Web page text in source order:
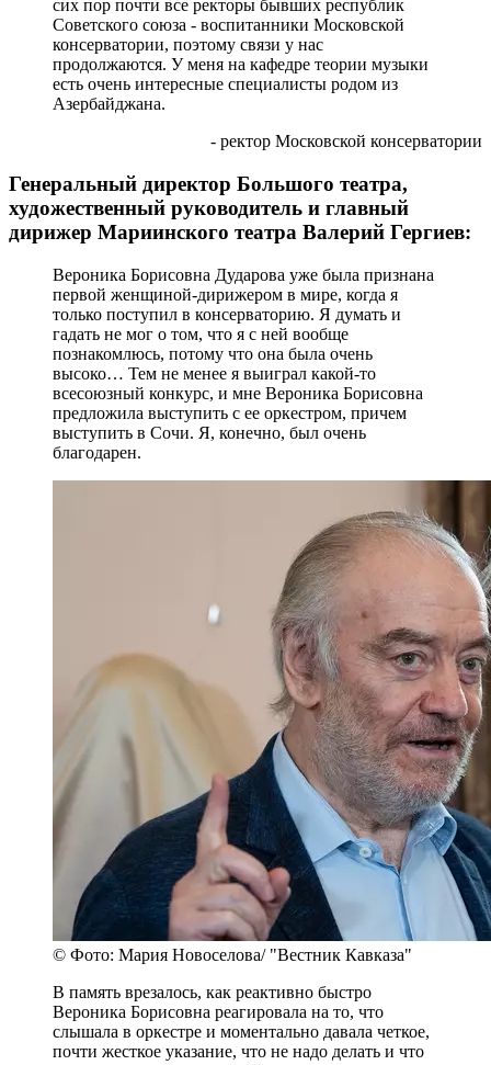
сих пор почти все ректоры бывших республик
Советского союза - воспитанники Московской
консерватории, поэтому связи у нас
продолжаются. У меня на кафедре теории музыки
есть очень интересные специалисты родом из
Азербайджана.
- ректор Московской консерватории
Генеральный директор Большого театра,
художественный руководитель и главный
дирижер Мариинского театра Валерий Гергиев:
Вероника Борисовна Дударова уже была признана
первой женщиной-дирижером в мире, когда я
только поступил в консерваторию. Я думать и
гадать не мог о том, что я с ней вообще
познакомлюсь, потому что она была очень
высоко… Тем не менее я выиграл какой-то
всесоюзный конкурс, и мне Вероника Борисовна
предложила выступить с ее оркестром, причем
выступить в Сочи. Я, конечно, был очень
благодарен.
© Фото: Мария Новоселова/ "Вестник Кавказа"
В память врезалось, как реактивно быстро
Вероника Борисовна реагировала на то, что
слышала в оркестре и моментально давала четкое,
почти жесткое указание, что не надо делать и что